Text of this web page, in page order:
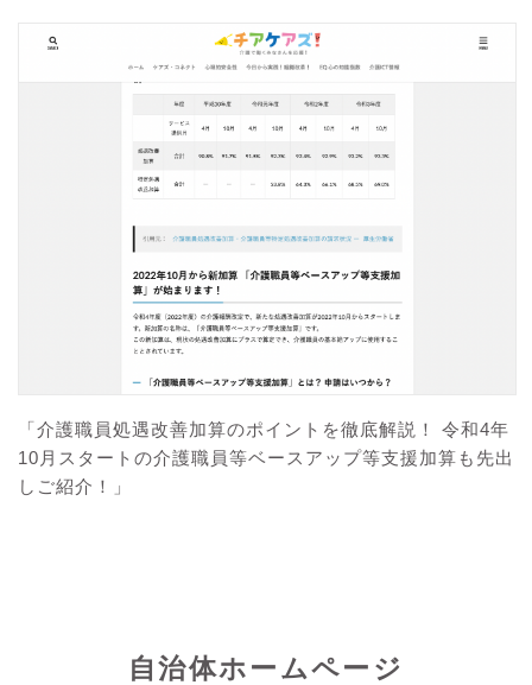
「介護職員処遇改善加算のポイントを徹底解説！ 令和4年
10月スタートの介護職員等ベースアップ等支援加算も先出
しご紹介！」
自治体ホームページ